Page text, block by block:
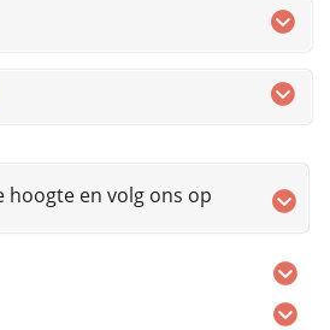
hoogte en volg ons op